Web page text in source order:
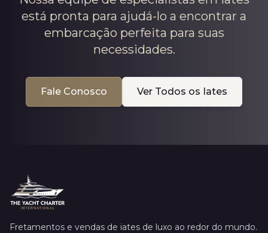
está pronta para ajudá-lo a encontrar a
embarcação perfeita para suas
necessidades.
Fale Conosco Ver Todos os Iates
Fretamentos e vendas de iates de luxo ao redor do mundo.